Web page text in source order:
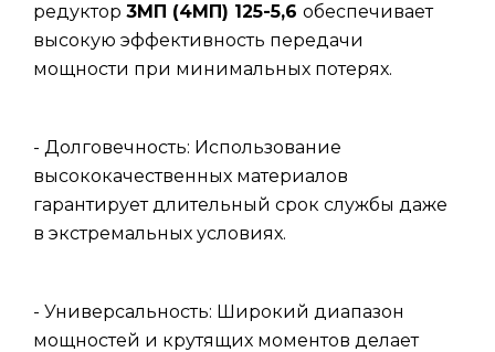
редуктор 3МП (4МП) 125-5,6 обеспечивает
высокую эффективность передачи
мощности при минимальных потерях.
- Долговечность: Использование
высококачественных материалов
гарантирует длительный срок службы даже
в экстремальных условиях.
- Универсальность: Широкий диапазон
мощностей и крутящих моментов делает